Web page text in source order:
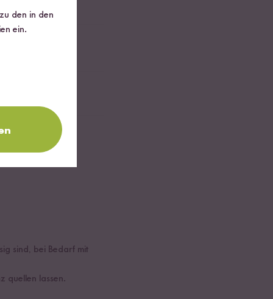
sind, bei Bedarf mit
quellen lassen.
den in den
ein.